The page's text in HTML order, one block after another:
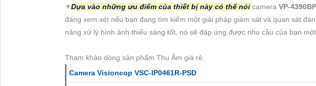
✴️Dựa vào những ưu điểm của thiết bị này có thể nói camera VP-4390BP
đáng xem xét nếu bạn đang tìm kiếm một giải pháp giám sát và quan sát
năng xử lý hình ảnh thiếu sáng tốt, nó sẽ đáp ứng được nhu cầu của bạn
Tham khảo dòng sản phẩm Thu Âm giá rẻ:
Camera Visioncop VSC-IP0461R-PSD